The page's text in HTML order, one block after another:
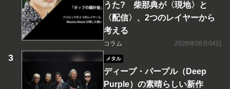
うた? 柴那典が〈現地〉と
〈配信〉、2つのレイヤーから
考える
コラム 2026年08月04日
メタル
ディープ・パープル（Deep
Purple）の素晴らしい新作